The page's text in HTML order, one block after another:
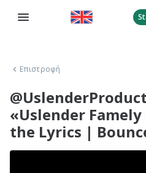
Επιστροφή
«Uslender
the Lyrics |